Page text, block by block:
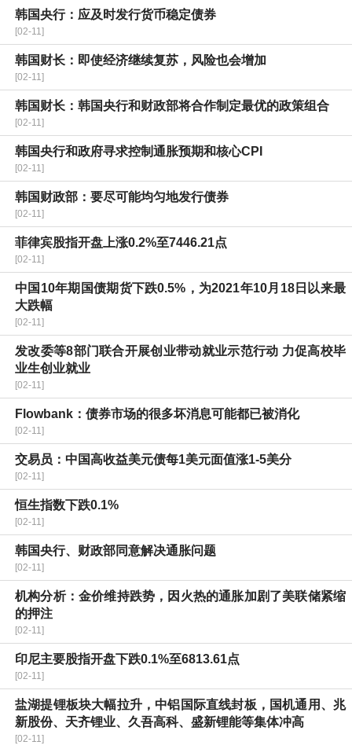
韩国央行：应及时发行货币稳定债券
[02-11]
韩国财长：即使经济继续复苏，风险也会增加
[02-11]
韩国财长：韩国央行和财政部将合作制定最优的政策组合
[02-11]
韩国央行和政府寻求控制通胀预期和核心CPI
[02-11]
韩国财政部：要尽可能均匀地发行债券
[02-11]
菲律宾股指开盘上涨0.2%至7446.21点
[02-11]
中国10年期国债期货下跌0.5%，为2021年10月18日以来最
大跌幅
[02-11]
发改委等8部门联合开展创业带动就业示范行动 力促高校毕
业生创业就业
[02-11]
Flowbank：债券市场的很多坏消息可能都已被消化
[02-11]
交易员：中国高收益美元债每1美元面值涨1-5美分
[02-11]
恒生指数下跌0.1%
[02-11]
韩国央行、财政部同意解决通胀问题
[02-11]
机构分析：金价维持跌势，因火热的通胀加剧了美联储紧缩
的押注
[02-11]
印尼主要股指开盘下跌0.1%至6813.61点
[02-11]
盐湖提锂板块大幅拉升，中铝国际直线封板，国机通用、兆
新股份、天齐锂业、久吾高科、盛新锂能等集体冲高
[02-11]